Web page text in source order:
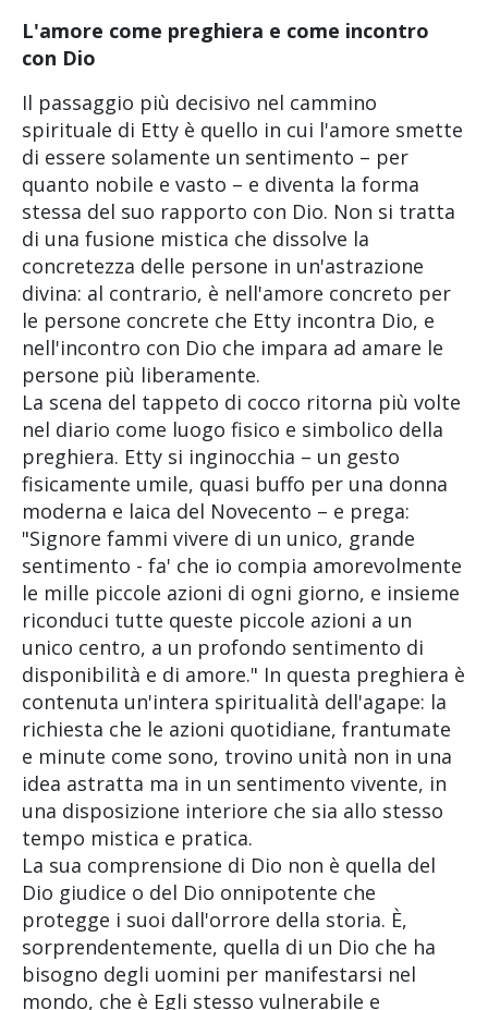
L'amore come preghiera e come incontro
con Dio
Il passaggio più decisivo nel cammino
spirituale di Etty è quello in cui l'amore smette
di essere solamente un sentimento – per
quanto nobile e vasto – e diventa la forma
stessa del suo rapporto con Dio. Non si tratta
di una fusione mistica che dissolve la
concretezza delle persone in un'astrazione
divina: al contrario, è nell'amore concreto per
le persone concrete che Etty incontra Dio, e
nell'incontro con Dio che impara ad amare le
persone più liberamente.
La scena del tappeto di cocco ritorna più volte
nel diario come luogo fisico e simbolico della
preghiera. Etty si inginocchia – un gesto
fisicamente umile, quasi buffo per una donna
moderna e laica del Novecento – e prega:
"Signore fammi vivere di un unico, grande
sentimento - fa' che io compia amorevolmente
le mille piccole azioni di ogni giorno, e insieme
riconduci tutte queste piccole azioni a un
unico centro, a un profondo sentimento di
disponibilità e di amore." In questa preghiera è
contenuta un'intera spiritualità dell'agape: la
richiesta che le azioni quotidiane, frantumate
e minute come sono, trovino unità non in una
idea astratta ma in un sentimento vivente, in
una disposizione interiore che sia allo stesso
tempo mistica e pratica.
La sua comprensione di Dio non è quella del
Dio giudice o del Dio onnipotente che
protegge i suoi dall'orrore della storia. È,
sorprendentemente, quella di un Dio che ha
bisogno degli uomini per manifestarsi nel
mondo, che è Egli stesso vulnerabile e